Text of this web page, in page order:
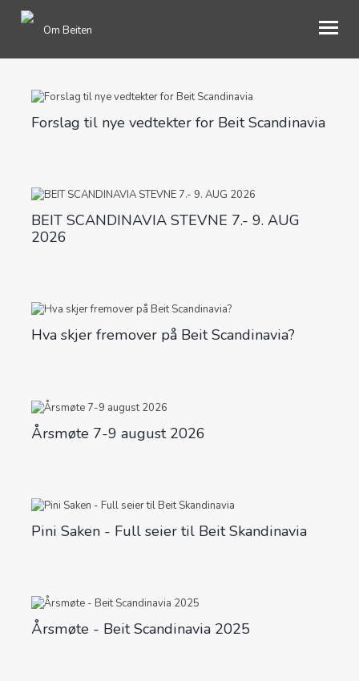
Om Beiten
ENGLISH
OM OSS
BOOKING
BLI MEDLEM
INFORMASJON
Forslag til nye vedtekter for Beit Scandinavia
BEIT SCANDINAVIA STEVNE 7.- 9. AUG
2026
Hva skjer fremover på Beit Scandinavia?
Årsmøte 7-9 august 2026
Pini Saken - Full seier til Beit Skandinavia
Årsmøte - Beit Scandinavia 2025